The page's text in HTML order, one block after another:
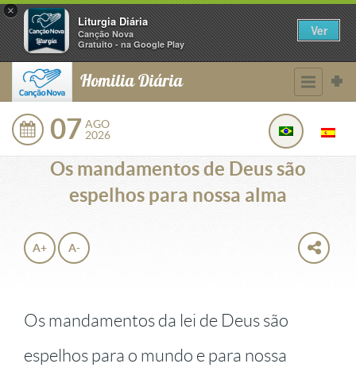
×
Liturgia Diária
Canção Nova
Gratuito - na Google Play
Ver
Homilia Diária
07 AGO
2026
Os mandamentos de Deus são
espelhos para nossa alma
A+ A-
Os mandamentos da lei de Deus são
espelhos para o mundo e para nossa